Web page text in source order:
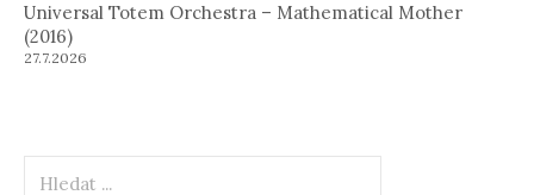
Universal Totem Orchestra – Mathematical Mother
(2016)
27.7.2026